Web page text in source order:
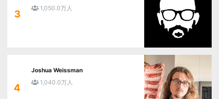
3
1,050.0万人
4
Joshua Weissman
1,040.0万人